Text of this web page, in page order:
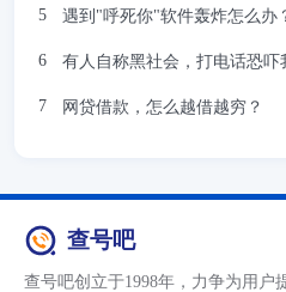
遇到"呼死你"软件轰炸怎么办
有人自称黑社会，打电话恐吓
网贷借款，怎么越借越穷？
查号吧
查号吧创立于1998年，力争为用户